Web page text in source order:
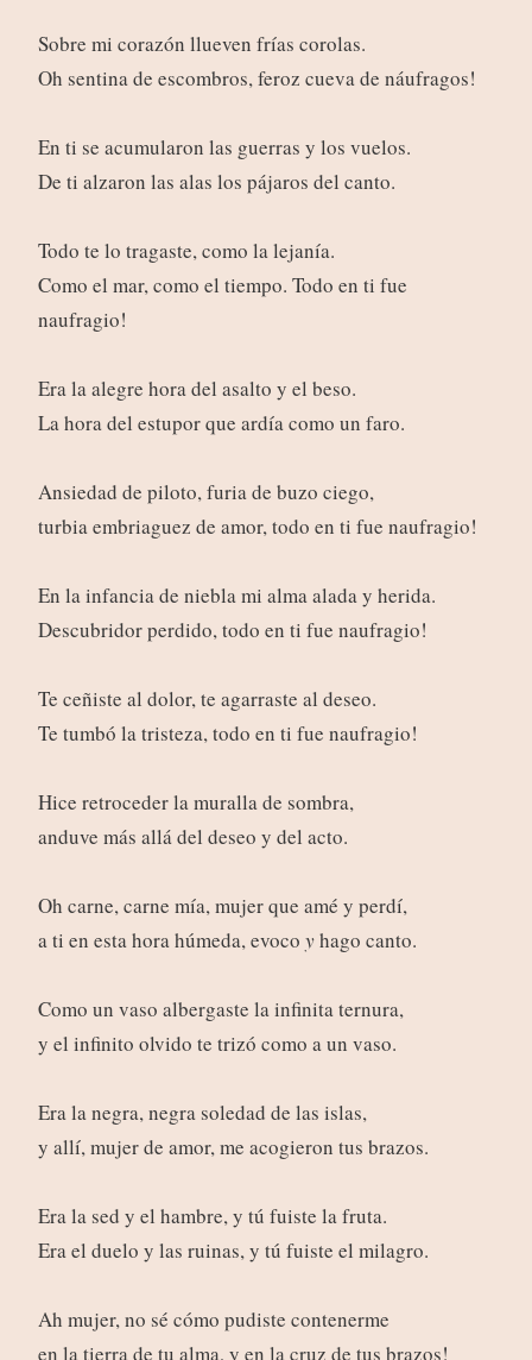
Sobre mi corazón llueven frías corolas.
Oh sentina de escombros, feroz cueva de náufragos!
En ti se acumularon las guerras y los vuelos.
De ti alzaron las alas los pájaros del canto.
Todo te lo tragaste, como la lejanía.
Como el mar, como el tiempo. Todo en ti fue
naufragio!
Era la alegre hora del asalto y el beso.
La hora del estupor que ardía como un faro.
Ansiedad de piloto, furia de buzo ciego,
turbia embriaguez de amor, todo en ti fue naufragio!
En la infancia de niebla mi alma alada y herida.
Descubridor perdido, todo en ti fue naufragio!
Te ceñiste al dolor, te agarraste al deseo.
Te tumbó la tristeza, todo en ti fue naufragio!
Hice retroceder la muralla de sombra,
anduve más allá del deseo y del acto.
Oh carne, carne mía, mujer que amé y perdí,
a ti en esta hora húmeda, evoco yhago canto.
Como un vaso albergaste la infinita ternura,
y el infinito olvido te trizó como a un vaso.
Era la negra, negra soledad de las islas,
y allí, mujer de amor, me acogieron tus brazos.
Era la sed y el hambre, y tú fuiste la fruta.
Era el duelo y las ruinas, y tú fuiste el milagro.
Ah mujer, no sé cómo pudiste contenerme
en la tierra de tu alma, y en la cruz de tus brazos!